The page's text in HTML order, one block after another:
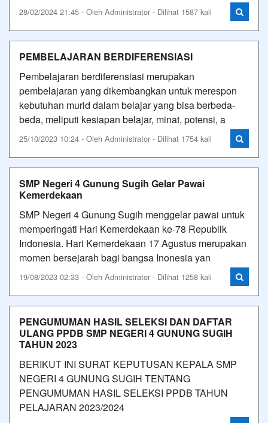
28/02/2024 21:45 - Oleh Administrator - Dilihat 1587 kali
PEMBELAJARAN BERDIFERENSIASI
Pembelajaran berdiferensiasi merupakan
pembelajaran yang dikembangkan untuk merespon
kebutuhan murid dalam belajar yang bisa berbeda-
beda, meliputi kesiapan belajar, minat, potensi, a
25/10/2023 10:24 - Oleh Administrator - Dilihat 1754 kali
SMP Negeri 4 Gunung Sugih Gelar Pawai
Kemerdekaan
SMP Negeri 4 Gunung Sugih menggelar pawai untuk
memperingati Hari Kemerdekaan ke-78 Republik
Indonesia. Hari Kemerdekaan 17 Agustus merupakan
momen bersejarah bagi bangsa Inonesia yan
19/08/2023 02:33 - Oleh Administrator - Dilihat 1258 kali
PENGUMUMAN HASIL SELEKSI DAN DAFTAR
ULANG PPDB SMP NEGERI 4 GUNUNG SUGIH
TAHUN 2023
BERIKUT INI SURAT KEPUTUSAN KEPALA SMP
NEGERI 4 GUNUNG SUGIH TENTANG
PENGUMUMAN HASIL SELEKSI PPDB TAHUN
PELAJARAN 2023/2024